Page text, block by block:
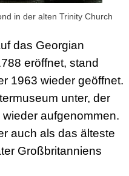
in der alten Trinity Church
das Georgian
eröffnet, stand
1963 wieder geöffnet.
unter, der
aufgenommen.
auch als das älteste
Großbritanniens